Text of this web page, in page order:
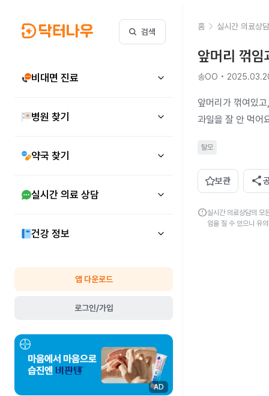
검색
비대면 진료
병원 찾기
약국 찾기
실시간 의료 상담
건강 정보
앱 다운로드
로그인/가입
AD
홈 실시간 의료상담
앞머리 꺾
송OO •
앞머리가 꺾여있
과일을 잘 안 먹어
탈모
보관 share
error실시간 의료상담의 모
임을 질 수 있으니 유